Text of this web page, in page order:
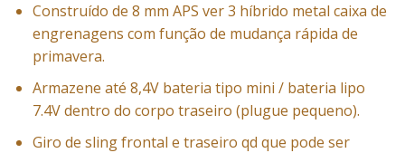
Construído de 8 mm APS ver 3 híbrido metal caixa de
engrenagens com função de mudança rápida de
primavera.
Armazene até 8,4V bateria tipo mini / bateria lipo
7.4V dentro do corpo traseiro (plugue pequeno).
Giro de sling frontal e traseiro qd que pode ser